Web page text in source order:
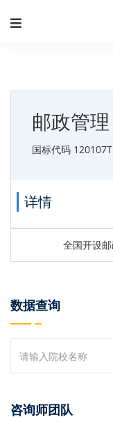
邮政管理
国标代码
详情
全国开设
数据查询
咨询师团队